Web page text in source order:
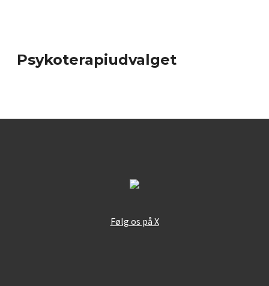
Psykoterapiudvalget
Følg os på X